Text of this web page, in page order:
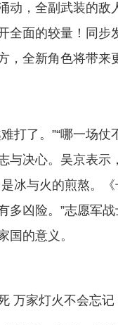
动，全副武装的
全面的较量！同
，全新角色将带来
打了。”“哪一场
与决心。吴京表
冰与火的煎熬。
多凶险。”志愿军
国的意义。
万家灯火不会忘记